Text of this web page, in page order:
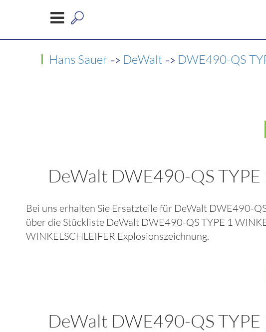
Hans Sauer -> DeWalt -> DWE490-QS
DeWalt DWE490-QS
Bei uns erhalten Sie Ersatzteile für DeWalt DWE490-
über die Stückliste DeWalt DWE490-QS TYPE 1
WINKELSCHLEIFER Explosionszeichnung.
DeWalt DWE490-QS